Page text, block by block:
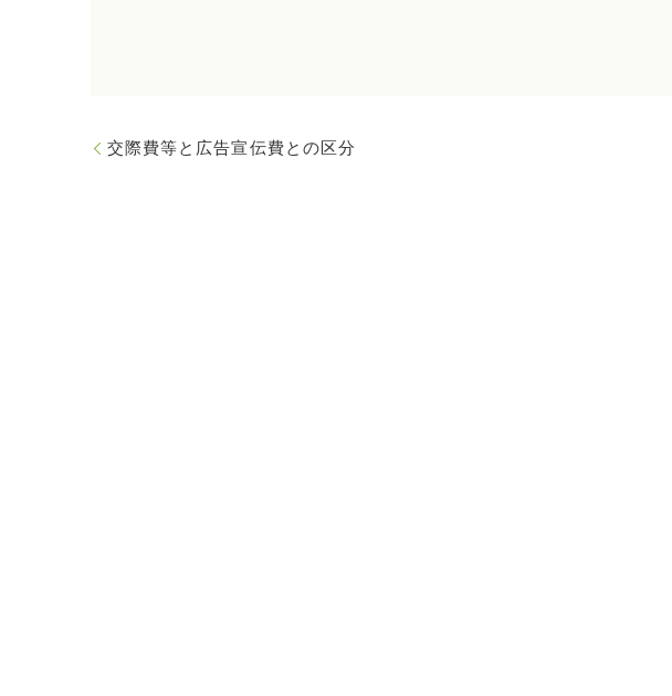
交際費等と広告宣伝費との区分